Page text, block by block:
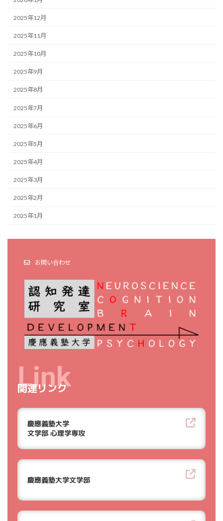
2025年12月
2025年11月
2025年10月
2025年9月
2025年8月
2025年7月
2025年6月
2025年5月
2025年4月
2025年3月
2025年2月
2025年1月
お問い合わせ
Link
関連リンク
慶應義塾大学
文学部 心理学専攻
慶應義塾大学文学部